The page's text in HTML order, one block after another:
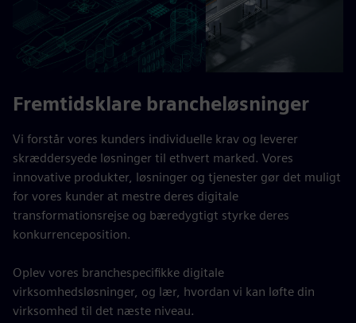
Fremtidsklare brancheløsninger
Vi forstår vores kunders individuelle krav og leverer
skræddersyede løsninger til ethvert marked. Vores
innovative produkter, løsninger og tjenester gør det muligt
for vores kunder at mestre deres digitale
transformationsrejse og bæredygtigt styrke deres
konkurrenceposition.
Oplev vores branchespecifikke digitale
virksomhedsløsninger, og lær, hvordan vi kan løfte din
virksomhed til det næste niveau.